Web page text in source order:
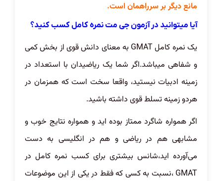
مانع دیگر بر سرراهمان است.
آیا میتوانید در آزمون جی مت نمره کامل کسب کنید؟
یک نمره کامل GMAT به معنای دانش قوی از بخش کمی
و شفاهی میباشد.اگر شما یک ریاضیدان با استعداد در
زمینه ادبیات نیستید، واقعا سخت است که همزمان در
هردو زمینه تسلط قوی داشته باشید.
اگر همواره شاگرد ممتاز بوده اید و همواره نتایج خوب و
مشابهی هم در ریاضی و هم در انگلیسی به دست
می‌آورده اید،شانس بیشتری برای کسب نمره کامل در
GMAT ،نسبت به کسی که فقط در یکی از این موضوعات